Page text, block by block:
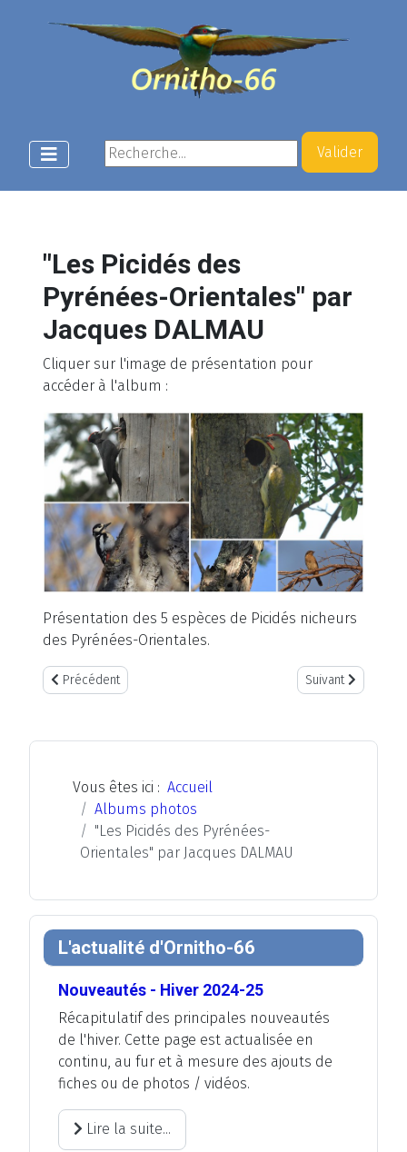
Rechercher
Valider
"Les Picidés des
Pyrénées-Orientales" par
Jacques DALMAU
Cliquer sur l'image de présentation pour
accéder à l'album :
Présentation des 5 espèces de Picidés nicheurs
des Pyrénées-Orientales.
Article précédent : "Confinement Covid-19" par André LABETAA
Précédent Article suivant :
Suivant
Vous êtes ici : Accueil
Albums photos
"Les Picidés des Pyrénées-
Orientales" par Jacques DALMAU
L'actualité d'Ornitho-66
Nouveautés - Hiver 2024-25
Récapitulatif des principales nouveautés
de l'hiver. Cette page est actualisée en
continu, au fur et à mesure des ajouts de
fiches ou de photos / vidéos.
Lire la suite...